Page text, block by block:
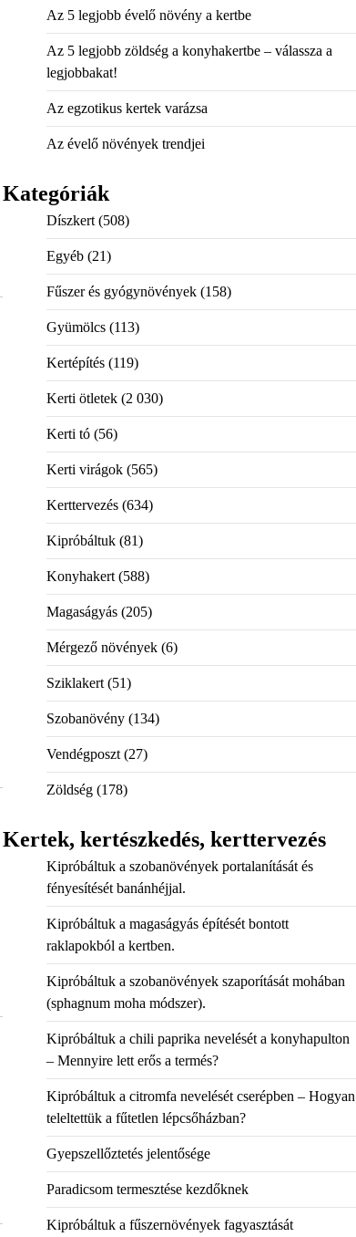
Az 5 legjobb évelő növény a kertbe
Az 5 legjobb zöldség a konyhakertbe – válassza a
legjobbakat!
Az egzotikus kertek varázsa
Az évelő növények trendjei
Kategóriák
Díszkert(508)
Egyéb(21)
Fűszer és gyógynövények(158)
Gyümölcs(113)
Kertépítés(119)
Kerti ötletek(2 030)
Kerti tó(56)
Kerti virágok(565)
Kerttervezés(634)
Kipróbáltuk(81)
Konyhakert(588)
Magaságyás(205)
Mérgező növények(6)
Sziklakert(51)
Szobanövény(134)
Vendégposzt(27)
Zöldség(178)
Kertek, kertészkedés, kerttervezés
Kipróbáltuk a szobanövények portalanítását és
fényesítését banánhéjjal.
Kipróbáltuk a magaságyás építését bontott
raklapokból a kertben.
Kipróbáltuk a szobanövények szaporítását mohában
(sphagnum moha módszer).
Kipróbáltuk a chili paprika nevelését a konyhapulton
– Mennyire lett erős a termés?
Kipróbáltuk a citromfa nevelését cserépben – Hogyan
teleltettük a fűtetlen lépcsőházban?
Gyepszellőztetés jelentősége
Paradicsom termesztése kezdőknek
Kipróbáltuk a fűszernövények fagyasztását